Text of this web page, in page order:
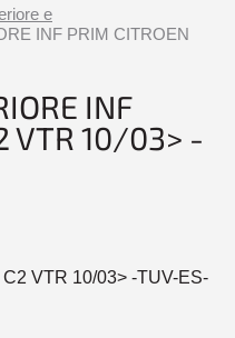
e
INF PRIM CITROEN
INF
VTR 10/03> -
VTR 10/03> -TUV-ES-